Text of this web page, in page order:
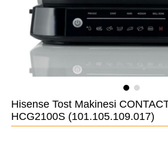
Hisense Tost Makinesi
HCG2100S (101.105.109.017)